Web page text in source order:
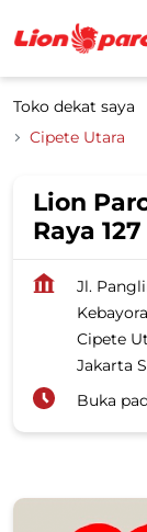
Toko dekat saya
Cipete Utara
Lion
Raya 127
Jl.
Cipete
Jakarta
Buka